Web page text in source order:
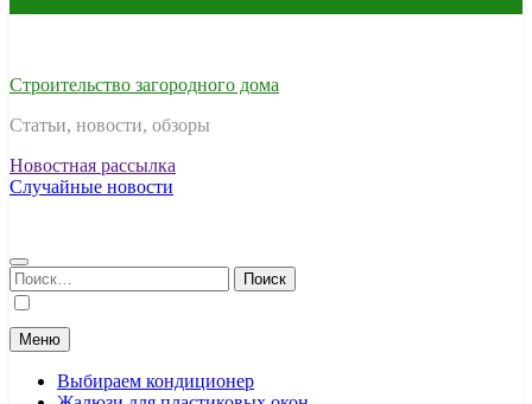
Строительство загородного дома
Статьи, новости, обзоры
Новостная рассылка
Случайные новости
Найти:
Меню
Выбираем кондиционер